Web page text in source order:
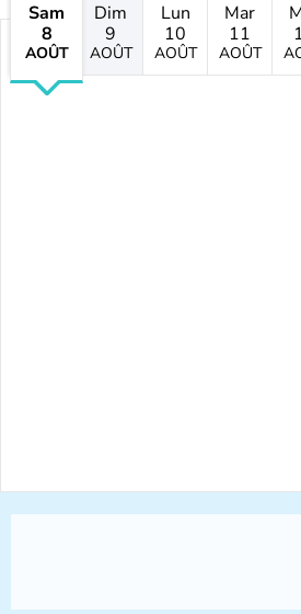
Sam
8
AOÛT
Dim
9
AOÛT
Lun
10
AOÛT
Mar
11
AOÛT